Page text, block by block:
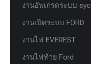
งานอัพเกรดระบบ
งานเปิดระบบ FORD
งานไฟ EVEREST
งานไฟท้าย Ford